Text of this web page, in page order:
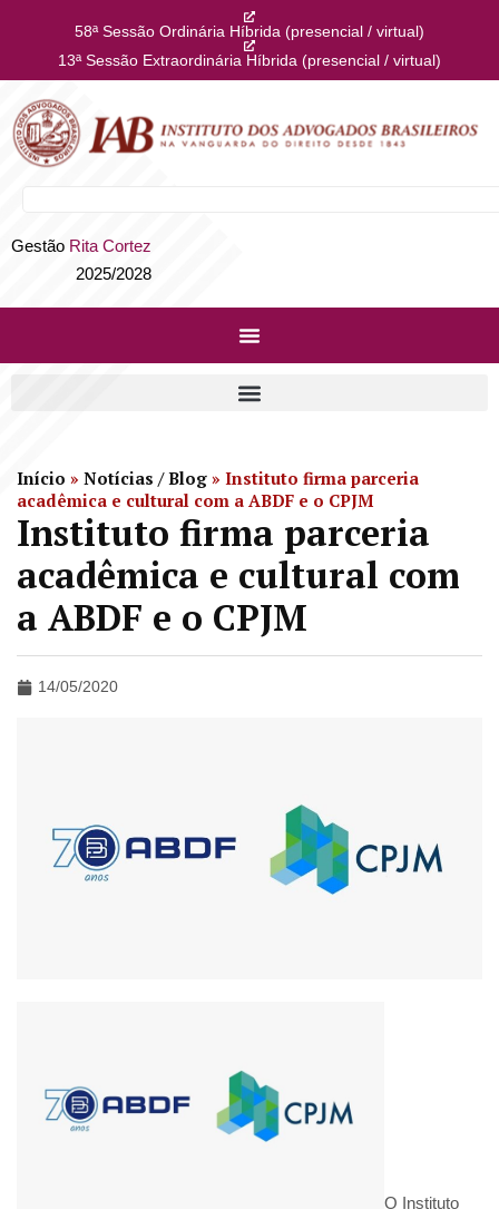
58ª Sessão Ordinária Híbrida (presencial / virtual)
13ª Sessão Extraordinária Híbrida (presencial / virtual)
Gestão Rita Cortez
2025/2028
Início » Notícias / Blog » Instituto firma parceria
acadêmica e cultural com a ABDF e o CPJM
Instituto firma parceria
acadêmica e cultural com
a ABDF e o CPJM
14/05/2020
O Instituto